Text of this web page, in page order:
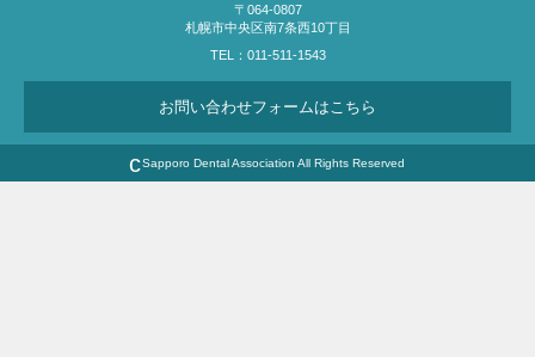
〒064-0807
札幌市中央区南7条西10丁目
TEL：011-511-1543
お問い合わせフォームはこちら
Sapporo Dental Association All Rights Reserved